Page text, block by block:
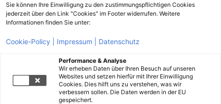
Sie können Ihre Einwilligung zu den zustimmungspflichtigen Cookies
jederzeit über den Link "Cookies" im Footer widerrufen. Weitere
Informationen finden Sie unter:
Cookie-Policy | Impressum | Datenschutz
Performance & Analyse
Wir erheben Daten über Ihren Besuch auf unseren
Websites und setzen hierfür mit Ihrer Einwilligung
Cookies. Dies hilft uns zu verstehen, was wir
verbessern sollen. Die Daten werden in der EU
gespeichert.